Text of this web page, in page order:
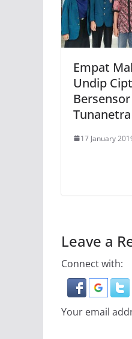
Empat
Undip
Tunanetra
17 January
Leave a
Connect with:
Your email